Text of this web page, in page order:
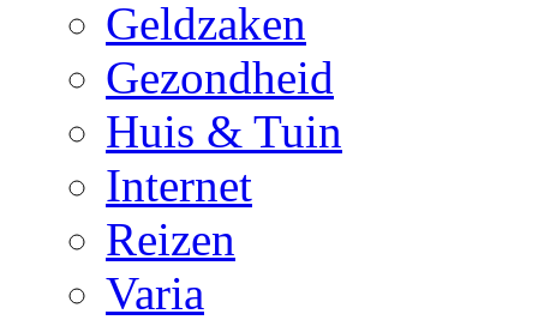
Geldzaken
Gezondheid
Huis & Tuin
Internet
Reizen
Varia